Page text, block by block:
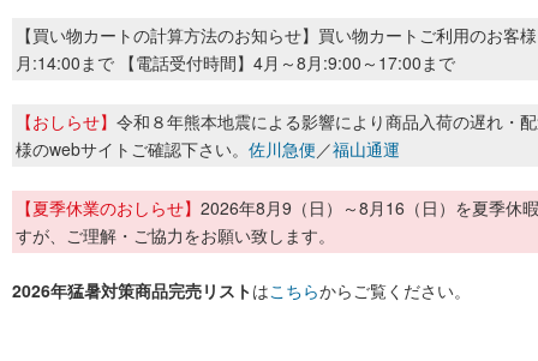
【買い物カートの計算方法のお知らせ】買い物カートご利用のお客
月:14:00まで 【電話受付時間】4月～8月:9:00～17:00まで
【おしらせ】 令和８年熊本地震による影響により商品入荷の遅れ・
様のwebサイトご確認下さい。 佐川急便／福山通運
【夏季休業のおしらせ】 2026年8月9（日）～8月16（日）を夏季休
すが、ご理解・ご協力をお願い致します。
2026年猛暑対策商品完売リストはこちらからご覧ください。